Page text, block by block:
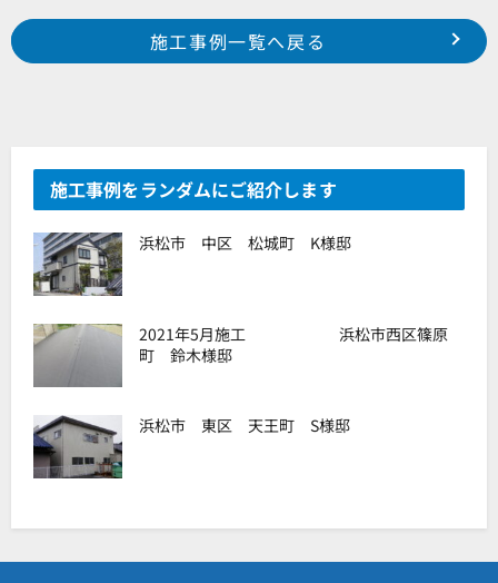
Prev
浜松市 南区 瓜内町 I様邸施工事例一覧へ戻る
施工事例をランダムにご紹介します
浜松市 中区 松城町 K様邸
2021年5月施工 浜松市西区篠原
町 鈴木様邸
浜松市 東区 天王町 S様邸